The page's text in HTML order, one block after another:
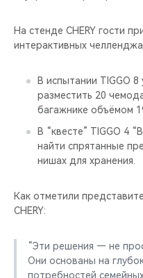
На стенде CHERY гости
интерактивных
В испытании TIGGO 8
разместить 20
багажнике объёмом
В “квесте” TIGGO 4
найти спрятанные
нишах для хранения.
Как отметили
CHERY:
“Эти решения — не
Они основаны на
потребностей